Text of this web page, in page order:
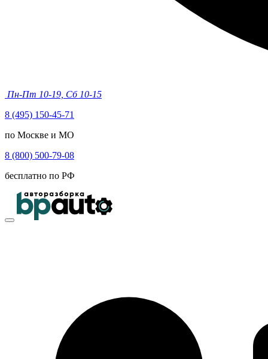
Пн-Пт 10-19, Сб 10-15
8 (495) 150-45-71
по Москве и МО
8 (800) 500-79-08
бесплатно по РФ